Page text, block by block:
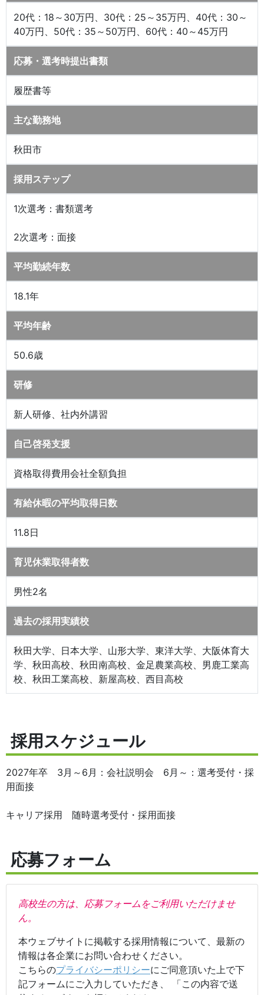
20代：18～30万円、30代：25～35万円、40代：30～
40万円、50代：35～50万円、60代：40～45万円
応募・選考時提出書類
履歴書等
主な勤務地
秋田市
採用ステップ
1次選考：書類選考
2次選考：面接
平均勤続年数
18.1年
平均年齢
50.6歳
研修
新人研修、社内外講習
自己啓発支援
資格取得費用会社全額負担
有給休暇の平均取得日数
11.8日
育児休業取得者数
男性2名
過去の採用実績校
秋田大学、日本大学、山形大学、東洋大学、大阪体育大
学、秋田高校、秋田南高校、金足農業高校、男鹿工業高
校、秋田工業高校、新屋高校、西目高校
採用スケジュール
2027年卒 3月～6月：会社説明会 6月～：選考受付・採
用面接
キャリア採用 随時選考受付・採用面接
応募フォーム
高校生の方は、応募フォームをご利用いただけませ
ん。
本ウェブサイトに掲載する採用情報について、最新の
情報は各企業にお問い合わせください。
こちらのプライバシーポリシーにご同意頂いた上で下
記フォームにご入力していただき、 「この内容で送